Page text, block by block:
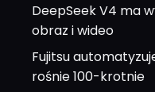
DeepSeek V4 ma
obraz i wideo
Fujitsu
rośnie 100-krotnie